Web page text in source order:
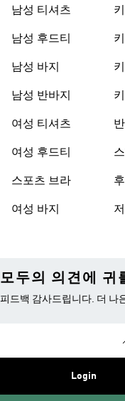
남성 티셔츠
남성 후드티
남성 바지
남성 반바지
여성 티셔츠
여성 후드티
스포츠 브라
여성 바지
모두의 의견에 귀
피드백 감사드립니다. 더 나
Login